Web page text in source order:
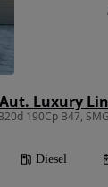
Luxury
Diesel